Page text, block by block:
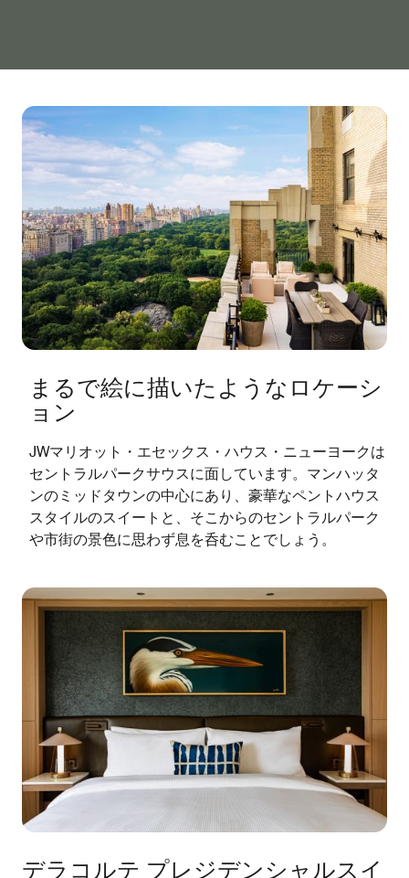
まるで絵に描いたようなロケーシ
ョン
JWマリオット・エセックス・ハウス・ニューヨークは
セントラルパークサウスに面しています。マンハッタ
ンのミッドタウンの中心にあり、豪華なペントハウス
スタイルのスイートと、そこからのセントラルパーク
や市街の景色に思わず息を呑むことでしょう。
デラコルテ プレジデンシャルスイ